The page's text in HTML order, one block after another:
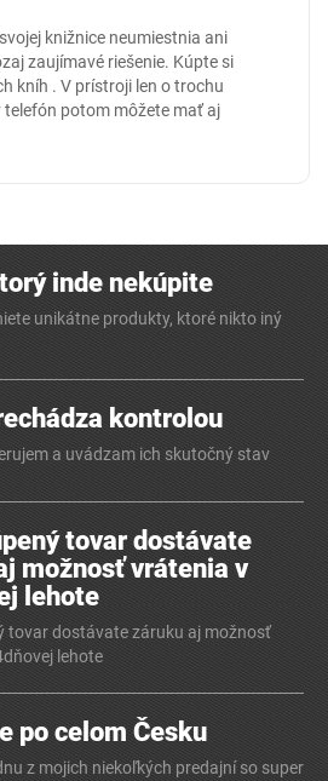
knižnice neumiestnia ani
zaujímavé riešenie. Kúpte si
kníh . V prístroji len o trochu
potom môžete mať aj
inde nekúpite
unikátne produkty, ktoré nikto iný
kontrolou
a uvádzam ich skutočný stav
tovar dostávate
možnosť vrátenia v
lehote
tovar dostávate záruku aj možnosť
lehote
po celom Česku
z mojich niekoľkých predajní so super